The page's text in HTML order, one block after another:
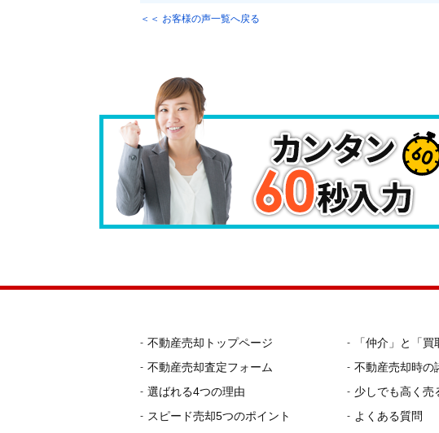
＜＜ お客様の声一覧へ戻る
不動産売却トップページ
不動産売却査定フォーム
選ばれる4つの理由
スピード売却5つのポイント
「仲介」と「
不動産売却時の
少しでも高く売
よくある質問